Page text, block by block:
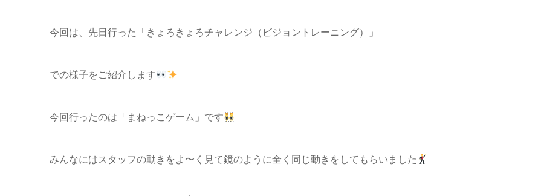
今回は、先日行った「きょろきょろチャレンジ（ビジョントレーニング）」
での様子をご紹介します
今回行ったのは「まねっこゲーム」です
みんなにはスタッフの動きをよ〜く見て鏡のように全く同じ動きをしてもらいました